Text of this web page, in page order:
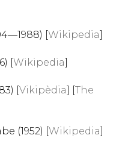
[Wikipedia]
[Wikipedia]
[Vikipèdia] [The
(1952) [Wikipedia]